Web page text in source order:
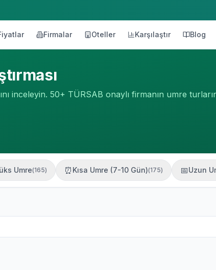
Firmalar Oteller Karşılaştır Blog
50+ TÜRSAB onaylı firmanın umre
Umre(165) ⏰ Kısa Umre (7-10 Gün)(175) 📅Uzun